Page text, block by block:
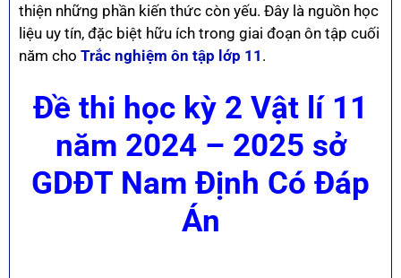
thiện những phần kiến thức còn yếu. Đây là nguồn học
liệu uy tín, đặc biệt hữu ích trong giai đoạn ôn tập cuối
năm cho Trắc nghiệm ôn tập lớp 11 .
Đề thi học kỳ 2 Vật lí 11
năm 2024 – 2025 sở
GDĐT Nam Định Có Đáp
Án